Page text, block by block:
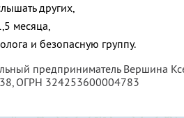
других,
месяца,
и безопасную группу.
предприниматель Вершина
, ОГРН 324253600004783